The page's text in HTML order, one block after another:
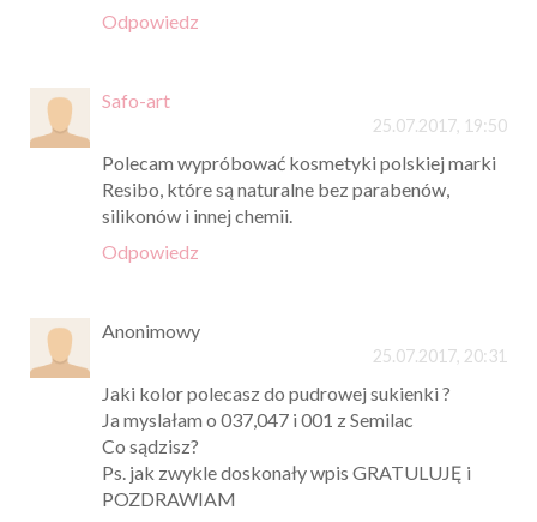
Odpowiedz
Safo-art
25.07.2017, 19:50
Polecam wypróbować kosmetyki polskiej marki
Resibo, które są naturalne bez parabenów,
silikonów i innej chemii.
Odpowiedz
Anonimowy
25.07.2017, 20:31
Jaki kolor polecasz do pudrowej sukienki ?
Ja myslałam o 037,047 i 001 z Semilac
Co sądzisz?
Ps. jak zwykle doskonały wpis GRATULUJĘ i
POZDRAWIAM